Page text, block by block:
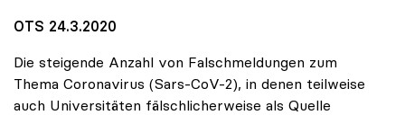
OTS 24.3.2020
Die steigende Anzahl von Falschmeldungen zum
Thema Coronavirus (Sars-CoV-2), in denen teilweise
auch Universitäten fälschlicherweise als Quelle